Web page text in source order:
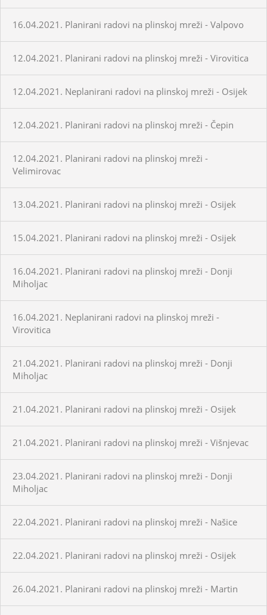
16.04.2021. Planirani radovi na plinskoj mreži - Valpovo
12.04.2021. Planirani radovi na plinskoj mreži - Virovitica
12.04.2021. Neplanirani radovi na plinskoj mreži - Osijek
12.04.2021. Planirani radovi na plinskoj mreži - Čepin
12.04.2021. Planirani radovi na plinskoj mreži -
Velimirovac
13.04.2021. Planirani radovi na plinskoj mreži - Osijek
15.04.2021. Planirani radovi na plinskoj mreži - Osijek
16.04.2021. Planirani radovi na plinskoj mreži - Donji
Miholjac
16.04.2021. Neplanirani radovi na plinskoj mreži -
Virovitica
21.04.2021. Planirani radovi na plinskoj mreži - Donji
Miholjac
21.04.2021. Planirani radovi na plinskoj mreži - Osijek
21.04.2021. Planirani radovi na plinskoj mreži - Višnjevac
23.04.2021. Planirani radovi na plinskoj mreži - Donji
Miholjac
22.04.2021. Planirani radovi na plinskoj mreži - Našice
22.04.2021. Planirani radovi na plinskoj mreži - Osijek
26.04.2021. Planirani radovi na plinskoj mreži - Martin